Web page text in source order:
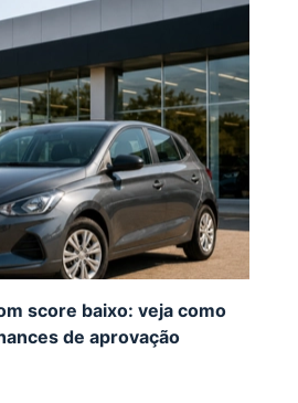
score baixo: veja como
de aprovação